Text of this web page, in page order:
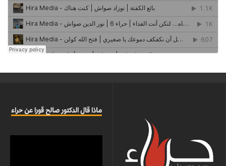
ماذا قال الدكتور صالح قورا عن حراء